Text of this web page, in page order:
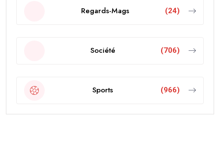
Regards-Mags (24)
Société (706)
Sports (966)